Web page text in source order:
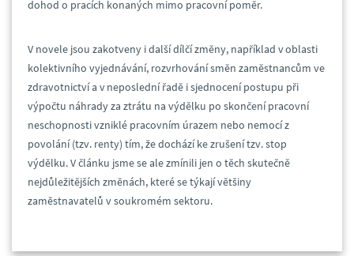
dohod o pracích konaných mimo pracovní poměr.
V novele jsou zakotveny i další dílčí změny, například v oblasti
kolektivního vyjednávání, rozvrhování směn zaměstnancům ve
zdravotnictví a v neposlední řadě i sjednocení postupu při
výpočtu náhrady za ztrátu na výdělku po skončení pracovní
neschopnosti vzniklé pracovním úrazem nebo nemocí z
povolání (tzv. renty) tím, že dochází ke zrušení tzv. stop
výdělku. V článku jsme se ale zmínili jen o těch skutečně
nejdůležitějších změnách, které se týkají většiny
zaměstnavatelů v soukromém sektoru.